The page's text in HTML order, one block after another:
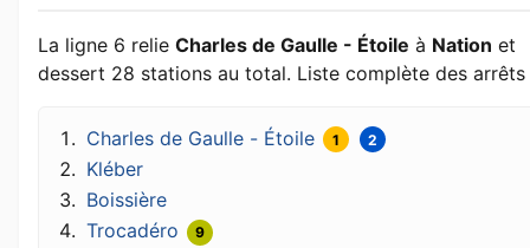
La ligne 6 relie Charles de Gaulle - Étoile à Nation et
dessert 28 stations au total. Liste complète des arrêts
Charles de Gaulle - Étoile 1 2
Kléber
Boissière
Trocadéro
9